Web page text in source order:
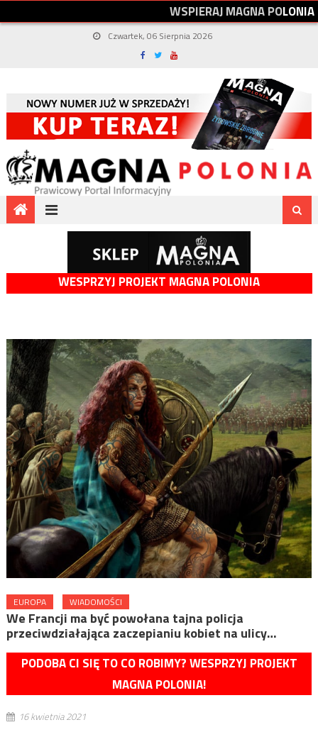
WSPIERAJMAGNAPOLONIA
Czwartek, 06 Sierpnia 2026
WESPRZYJ PROJEKT MAGNA POLONIA
EUROPA WIADOMOŚCI
We Francji ma być powołana tajna policja
przeciwdziałająca zaczepianiu kobiet na ulicy…
PODOBA CI SIĘ TO CO ROBIMY? WESPRZYJ PROJEKT
MAGNA POLONIA!
16 kwietnia 2021